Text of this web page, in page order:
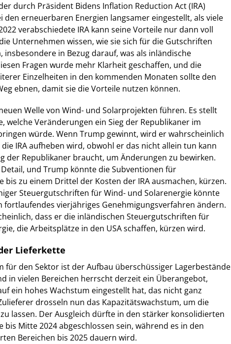
durch Präsident Bidens Inflation Reduction Act (IRA)
den erneuerbaren Energien langsamer eingestellt, als viele
verabschiedete IRA kann seine Vorteile nur dann voll
Unternehmen wissen, wie sie sich für die Gutschriften
insbesondere in Bezug darauf, was als inländische
Fragen wurde mehr Klarheit geschaffen, und die
Einzelheiten in den kommenden Monaten sollte den
ebnen, damit sie die Vorteile nutzen können.
Welle von Wind- und Solarprojekten führen. Es stellt
welche Veränderungen ein Sieg der Republikaner im
würde. Wenn Trump gewinnt, wird er wahrscheinlich
IRA aufheben wird, obwohl er das nicht allein tun kann
der Republikaner braucht, um Änderungen zu bewirken.
und Trump könnte die Subventionen für
bis zu einem Drittel der Kosten der IRA ausmachen, kürzen.
Steuergutschriften für Wind- und Solarenergie könnte
fortlaufendes vierjähriges Genehmigungsverfahren ändern.
dass er die inländischen Steuergutschriften für
die Arbeitsplätze in den USA schaffen, kürzen wird.
Lieferkette
für den Sektor ist der Aufbau überschüssiger Lagerbestände
in vielen Bereichen herrscht derzeit ein Überangebot,
ein hohes Wachstum eingestellt hat, das nicht ganz
drosseln nun das Kapazitätswachstum, um die
lassen. Der Ausgleich dürfte in den stärker konsolidierten
bis Mitte 2024 abgeschlossen sein, während es in den
Bereichen bis 2025 dauern wird.